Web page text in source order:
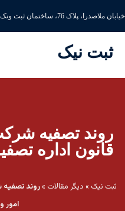
خیابان ملاصدرا، پلاک 76، ساختمان ثبت ونک
ثبت نیک
روند تصفیه
قانون اداره
ثبت نیک » دیگر مقالات »روند تصفیه
امور